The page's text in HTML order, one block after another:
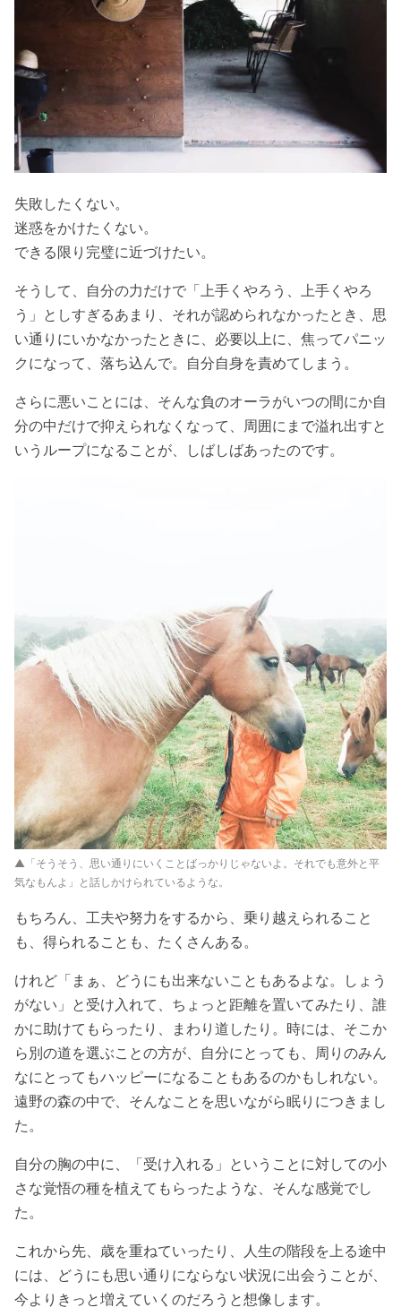
失敗したくない。
迷惑をかけたくない。
できる限り完璧に近づけたい。
そうして、自分の力だけで「上手くやろう、上手くやろ
う」としすぎるあまり、それが認められなかったとき、思
い通りにいかなかったときに、必要以上に、焦ってパニッ
クになって、落ち込んで。自分自身を責めてしまう。
さらに悪いことには、そんな負のオーラがいつの間にか自
分の中だけで抑えられなくなって、周囲にまで溢れ出すと
いうループになることが、しばしばあったのです。
▲「そうそう、思い通りにいくことばっかりじゃないよ。それでも意外と平
気なもんよ」と話しかけられているような。
もちろん、工夫や努力をするから、乗り越えられること
も、得られることも、たくさんある。
けれど「まぁ、どうにも出来ないこともあるよな。しょう
がない」と受け入れて、ちょっと距離を置いてみたり、誰
かに助けてもらったり、まわり道したり。時には、そこか
ら別の道を選ぶことの方が、自分にとっても、周りのみん
なにとってもハッピーになることもあるのかもしれない。
遠野の森の中で、そんなことを思いながら眠りにつきまし
た。
自分の胸の中に、「受け入れる」ということに対しての小
さな覚悟の種を植えてもらったような、そんな感覚でし
た。
これから先、歳を重ねていったり、人生の階段を上る途中
には、どうにも思い通りにならない状況に出会うことが、
今よりきっと増えていくのだろうと想像します。